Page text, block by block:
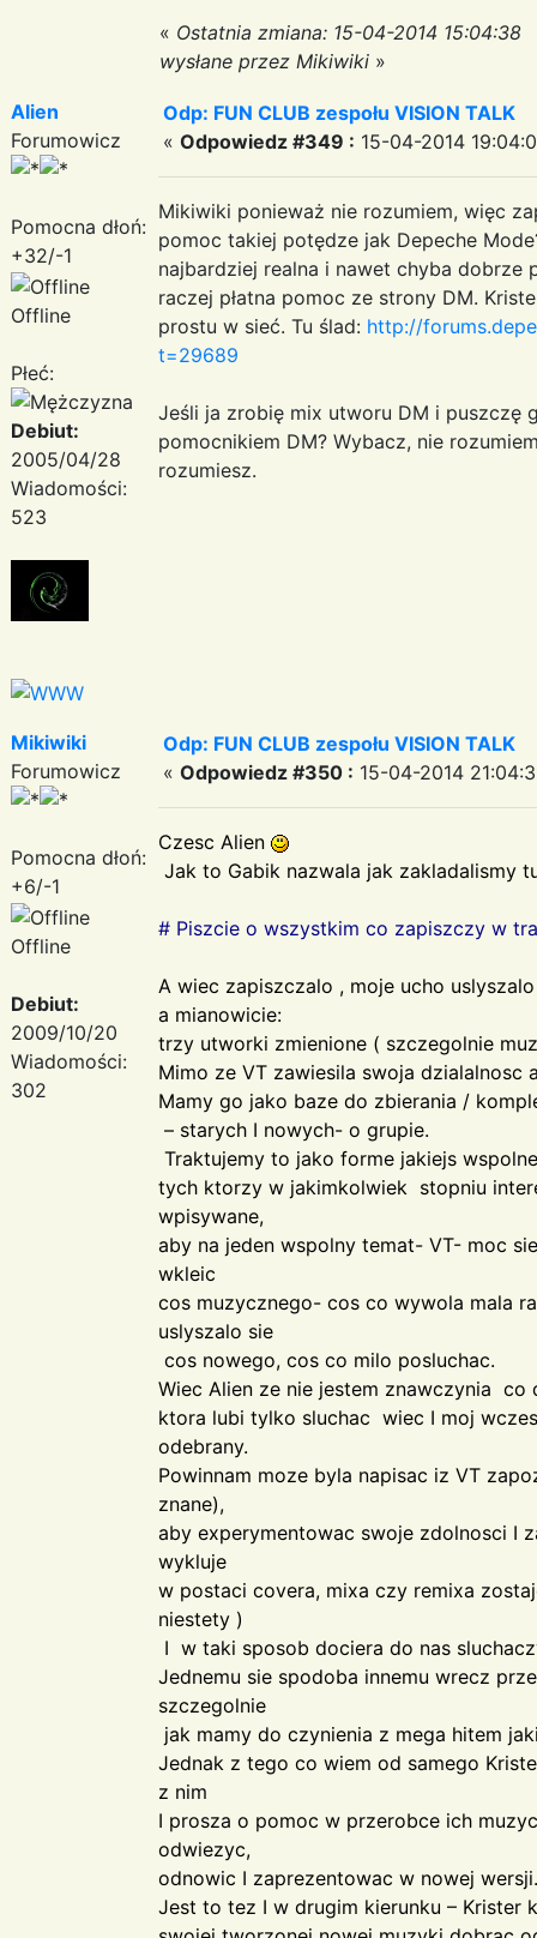
« Ostatnia zmiana: 15-04-2014 15:04:38
wysłane przez Mikiwiki »
Alien
Forumowicz
Pomocna dłoń:
+32/-1
Offline
Płeć:
Debiut:
2005/04/28
Wiadomości:
523
Odp: FUN CLUB zespołu VISION TALK
« Odpowiedz #349 : 15-04-2014
Mikiwiki ponieważ nie rozumiem, więc
pomoc takiej potędze jak Depeche
najbardziej realna i nawet chyba dobrze
raczej płatna pomoc ze strony DM.
prostu w sieć. Tu ślad: http://
t=29689
Jeśli ja zrobię mix utworu DM i puszczę
pomocnikiem DM? Wybacz, nie
rozumiesz.
Mikiwiki
Forumowicz
Pomocna dłoń:
+6/-1
Offline
Debiut:
2009/10/20
Wiadomości:
302
Odp: FUN CLUB zespołu VISION TALK
« Odpowiedz #350 : 15-04-2014
Czesc Alien
Jak to Gabik nazwala jak zakladalismy
# Piszcie o wszystkim co zapiszczy w
A wiec zapiszczalo , moje ucho
a mianowicie:
trzy utworki zmienione ( szczegolnie
Mimo ze VT zawiesila swoja dzialalnosc
Mamy go jako baze do zbierania /
– starych I nowych- o grupie.
Traktujemy to jako forme jakiejs
tych ktorzy w jakimkolwiek stopniu
wpisywane,
aby na jeden wspolny temat- VT- moc
wkleic
cos muzycznego- cos co wywola mala
uslyszalo sie
cos nowego, cos co milo posluchac.
Wiec Alien ze nie jestem znawczynia
ktora lubi tylko sluchac wiec I moj
odebrany.
Powinnam moze byla napisac iz VT
znane),
aby experymentowac swoje zdolnosci I
wykluje
w postaci covera, mixa czy remixa
niestety )
I w taki sposob dociera do nas
Jednemu sie spodoba innemu wrecz
szczegolnie
jak mamy do czynienia z mega hitem
Jednak z tego co wiem od samego
z nim
I prosza o pomoc w przerobce ich
odwiezyc,
odnowic I zaprezentowac w nowej wersji.
Jest to tez I w drugim kierunku –